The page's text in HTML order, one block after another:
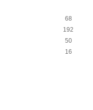
68
192
50
16